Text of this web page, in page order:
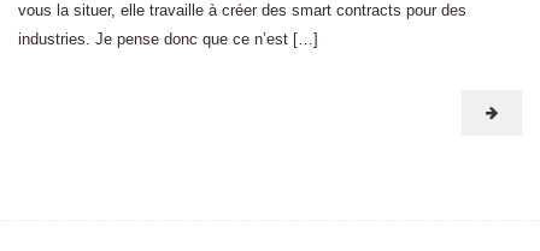
vous la situer, elle travaille à créer des smart contracts pour des
industries. Je pense donc que ce n’est […]